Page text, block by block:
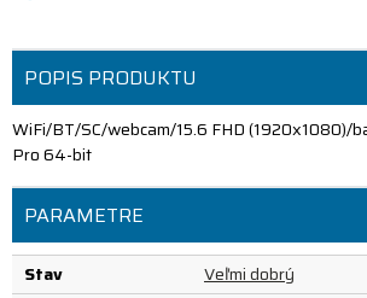
POPIS PRODUKTU
WiFi/BT/SC/webcam/15.6 FHD (1920x1080)/
Pro 64-bit
PARAMETRE
Stav
Veľmi dobrý